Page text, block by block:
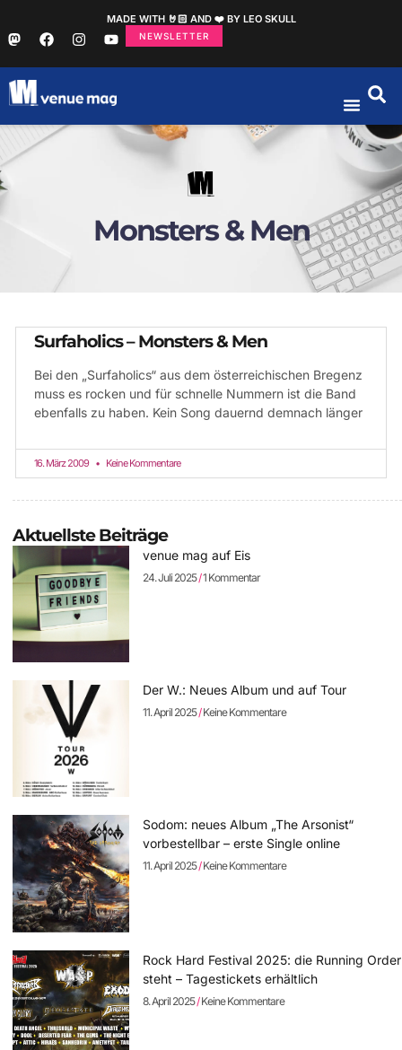
MADE WITH 🤘🏻 AND ❤️ BY LEO SKULL
NEWSLETTER
Monsters & Men
Surfaholics – Monsters & Men
Bei den „Surfaholics“ aus dem österreichischen Bregenz
muss es rocken und für schnelle Nummern ist die Band
ebenfalls zu haben. Kein Song dauernd demnach länger
16. März 2009 Keine Kommentare
Aktuellste Beiträge
venue mag auf Eis
24. Juli 2025 1 Kommentar
Der W.: Neues Album und auf Tour
11. April 2025 Keine Kommentare
Sodom: neues Album „The Arsonist“
vorbestellbar – erste Single online
11. April 2025 Keine Kommentare
Rock Hard Festival 2025: die Running Order
steht – Tagestickets erhältlich
8. April 2025 Keine Kommentare